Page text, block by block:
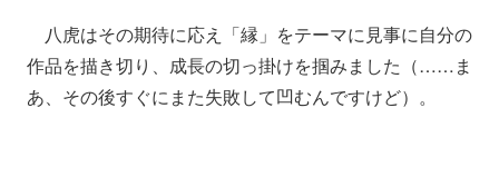
八虎はその期待に応え「縁」をテーマに見事に自分の
作品を描き切り、成長の切っ掛けを掴みました（……ま
あ、その後すぐにまた失敗して凹むんですけど）。